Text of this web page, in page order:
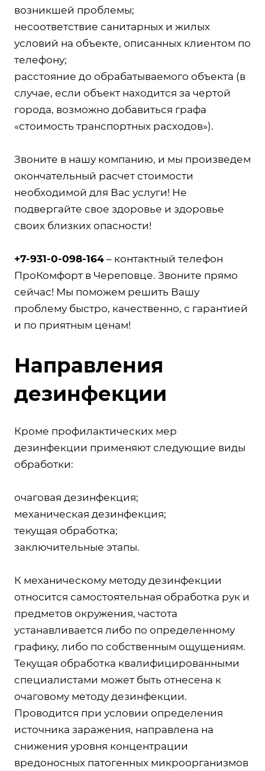
возникшей проблемы;
несоответствие санитарных и жилых
условий на объекте, описанных клиентом по
телефону;
расстояние до обрабатываемого объекта (в
случае, если объект находится за чертой
города, возможно добавиться графа
«стоимость транспортных расходов»).
Звоните в нашу компанию, и мы произведем
окончательный расчет стоимости
необходимой для Вас услуги! Не
подвергайте свое здоровье и здоровье
своих близких опасности!
+7-931-0-098-164 – контактный телефон
ПроКомфорт в Череповце. Звоните прямо
сейчас! Мы поможем решить Вашу
проблему быстро, качественно, с гарантией
и по приятным ценам!
Направления
дезинфекции
Кроме профилактических мер
дезинфекции применяют следующие виды
обработки:
очаговая дезинфекция;
механическая дезинфекция;
текущая обработка;
заключительные этапы.
К механическому методу дезинфекции
относится самостоятельная обработка рук и
предметов окружения, частота
устанавливается либо по определенному
графику, либо по собственным ощущениям.
Текущая обработка квалифицированными
специалистами может быть отнесена к
очаговому методу дезинфекции.
Проводится при условии определения
источника заражения, направлена на
снижения уровня концентрации
вредоносных патогенных микроорганизмов